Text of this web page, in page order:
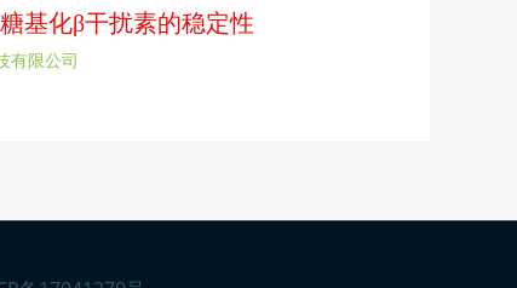
基化β干扰素的稳定性
有限公司